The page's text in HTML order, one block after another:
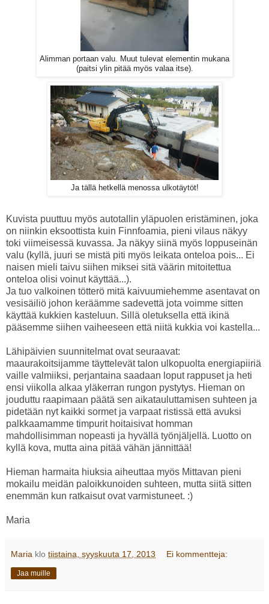
Alimman portaan valu. Muut tulevat elementin mukana
(paitsi ylin pitää myös valaa itse).
Ja tällä hetkellä menossa ulkotäytöt!
Kuvista puuttuu myös autotallin yläpuolen eristäminen, joka
on niinkin eksoottista kuin Finnfoamia, pieni vilaus näkyy
toki viimeisessä kuvassa. Ja näkyy siinä myös loppuseinän
valu (kyllä, juuri se mistä piti myös leikata onteloa pois... Ei
naisen mieli taivu siihen miksei sitä väärin mitoitettua
onteloa olisi voinut käyttää...).
Ja tuo valkoinen tötterö mitä kaivuumiehemme asentavat on
vesisäiliö johon keräämme sadevettä jota voimme sitten
käyttää kukkien kasteluun. Sillä oletuksella että ikinä
pääsemme siihen vaiheeseen että niitä kukkia voi kastella...
Lähipäivien suunnitelmat ovat seuraavat:
maaurakoitsijamme täyttelevät talon ulkopuolta energiapiiriä
vaille valmiiksi, perjantaina saadaan loput rappuset ja heti
ensi viikolla alkaa yläkerran rungon pystytys. Hieman on
jouduttu raapimaan päätä sen aikatauluttamisen suhteen ja
pidetään nyt kaikki sormet ja varpaat ristissä että avuksi
palkkaamamme timpurit hoitaisivat homman
mahdollisimman nopeasti ja hyvällä työnjäljellä. Luotto on
kyllä kova, mutta aina pitää vähän jännittää!
Hieman harmaita hiuksia aiheuttaa myös Mittavan pieni
mokailu meidän paloikkunoiden suhteen, mutta siitä sitten
enemmän kun ratkaisut ovat varmistuneet. :)
Maria
Maria klo tiistaina, syyskuuta 17, 2013 Ei kommentteja:
Jaa muille